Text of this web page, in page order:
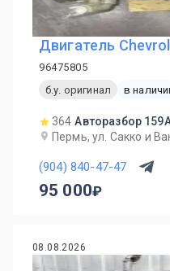
Двигатель
96475805
б.у. оригинал
в
364 Авторазбор
Пермь, ул. Сакко и
(904) 840-47-47
95 000
08.08.2026